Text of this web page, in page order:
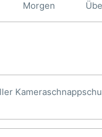
Morgen